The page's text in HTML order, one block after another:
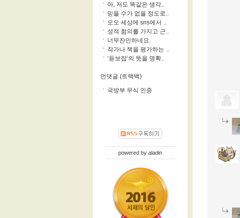
아, 저도 똑같은 생각..
믿을 수가 없을 정도로..
오오 세상에 sns에서 ..
성적 함의를 가지고 근..
너무잔인하네요.
작가나 책을 평가하는 ..
‘듣보잡‘의 뜻을 명확..
먼댓글 (트랙백)
국방부 무식 인증
powered by aladin